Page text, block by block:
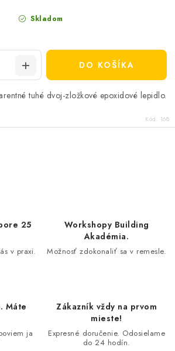
Skladom
DO KOŠÍKA
tuhé dvoj-zložkové epoxidové lepidlo.
Kód: 168
25
v praxi.
Workshopy Building
Akadémia.
Možnosť zdokonaliť sa v remesle.
Máte
ja
Zákazník vždy na prvom
mieste!
Expresné doručenie. Odosielame
do 24 hodín.